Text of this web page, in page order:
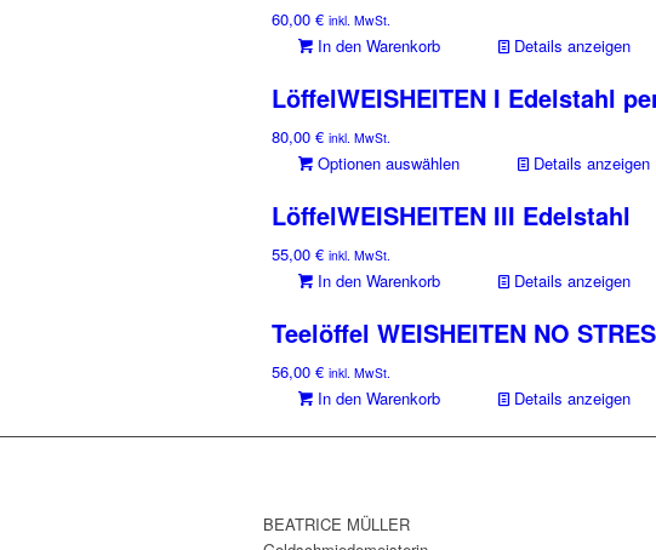
60,00 € inkl. MwSt.
In den Warenkorb Details anzeigen
LöffelWEISHEITEN I Edelstahl
80,00 € inkl. MwSt.
Optionen auswählen Details anzeigen
LöffelWEISHEITEN III Edelstahl
55,00 € inkl. MwSt.
In den Warenkorb Details anzeigen
Teelöffel WEISHEITEN NO
56,00 € inkl. MwSt.
In den Warenkorb Details anzeigen
BEATRICE MÜLLER